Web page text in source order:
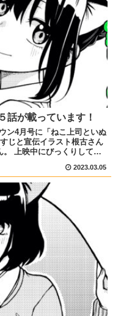
話が載っています！
ン4月号に「ねこ上司といぬ
じと宣伝イラスト根古さん
。 上映中にびっくりして根
2023.03.05